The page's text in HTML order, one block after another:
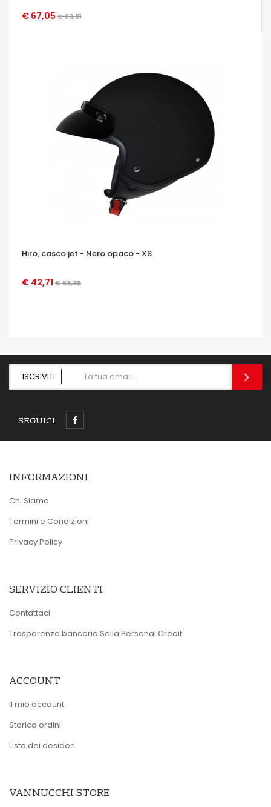
€ 67,05 € 83,81
OCCHIATA VELOCE
Hiro, casco jet - Nero opaco - XS
€ 42,71 € 53,38
OCCHIATA VELOCE
ISCRIVITI
SEGUICI
INFORMAZIONI
Chi Siamo
Termini e Condizioni
Privacy Policy
SERVIZIO CLIENTI
Contattaci
Trasparenza bancaria Sella Personal Credit
ACCOUNT
Il mio account
Storico ordini
Lista dei desideri
VANNUCCHI STORE